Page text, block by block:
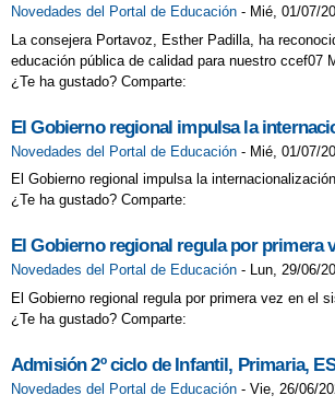
Novedades del Portal de Educación - Mié, 01/07/
La consejera Portavoz, Esther Padilla, ha
educación pública de calidad para nuestro ccef07
¿Te ha gustado? Comparte:
El Gobierno regional impulsa la
Novedades del Portal de Educación - Mié, 01/07/
El Gobierno regional impulsa la
¿Te ha gustado? Comparte:
El Gobierno regional regula por primera
Novedades del Portal de Educación - Lun, 29/06/
El Gobierno regional regula por primera vez en el
¿Te ha gustado? Comparte:
Admisión 2º ciclo de Infantil, Primaria,
Novedades del Portal de Educación - Vie, 26/06/